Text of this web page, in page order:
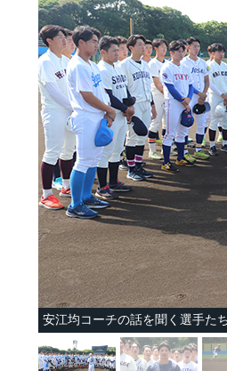
安江均コーチの話を聞く選手た